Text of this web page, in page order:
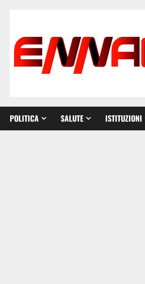
POLITICA SALUTE ISTITUZIONI